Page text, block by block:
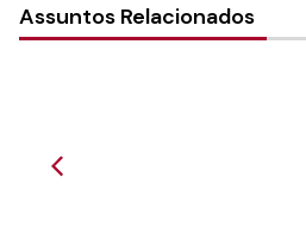
Assuntos Relacionados